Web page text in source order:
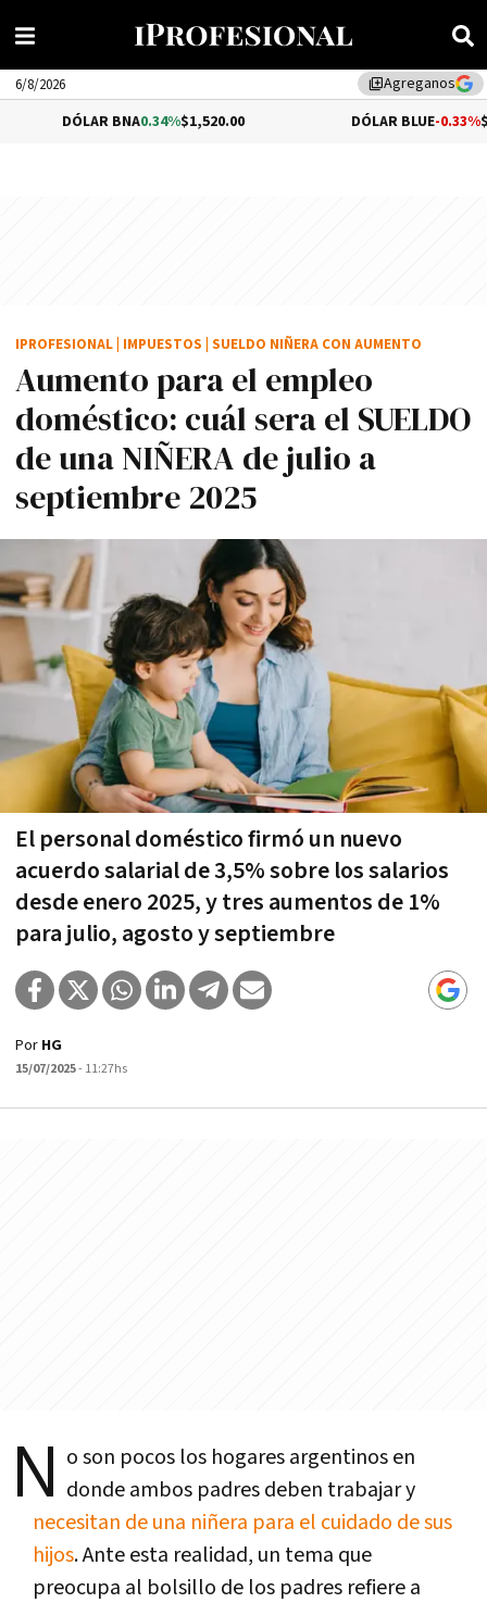
library_addAgreganos
6/8/2026
BNA0.34% $1,520.00 DÓLAR BLUE-0.33%$1,540.00
Aumento para el empleo
doméstico: cuál sera el SUELDO
de una NIÑERA de julio a
septiembre 2025
El personal doméstico firmó un nuevo
acuerdo salarial de 3,5% sobre los salarios
desde enero 2025, y tres aumentos de 1%
para julio, agosto y septiembre
IPROFESIONAL IMPUESTOS SUELDO NIÑERA CON AUMENTO
Por HG
15/07/2025- 11:27hs
N o son pocos los hogares argentinos en
donde ambos padres deben trabajar y
necesitan de una niñera para el cuidado de sus
hijos. Ante esta realidad, un tema que
preocupa al bolsillo de los padres refiere a